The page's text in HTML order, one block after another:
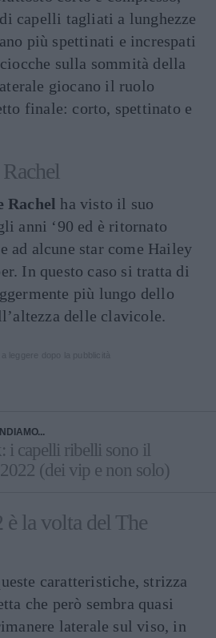
capelli tagliati a lunghezze
più spettinati e increspati
sulla sommità della
giocano il ruolo
finale: corto, spettinato e
Rachel ha visto il suo
anni ‘90 ed è ritornato
ad alcune star come Hailey
In questo caso si tratta di
più lungo dello
delle clavicole.
i capelli ribelli sono il
(dei vip e non solo)
è la volta del The
caratteristiche, strizza
che però sembra quasi
laterale sul viso, in